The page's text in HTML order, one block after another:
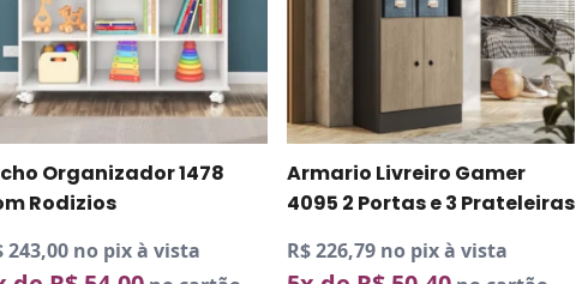
Organizador 1478
Rodizios
243,00 no pix à vista
Armario Livreiro Gamer
4095 2 Portas e 3 Prateleiras
R$ 226,79 no pix à vista